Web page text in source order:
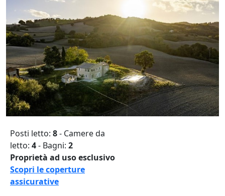
Posti letto: 8- Camere da
letto: 4- Bagni: 2
Proprietà ad uso esclusivo
Scopri le coperture
assicurative